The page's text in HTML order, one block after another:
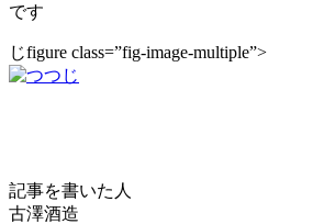
です
じfigure class=”fig-image-multiple”>
記事を書いた人
古澤酒造